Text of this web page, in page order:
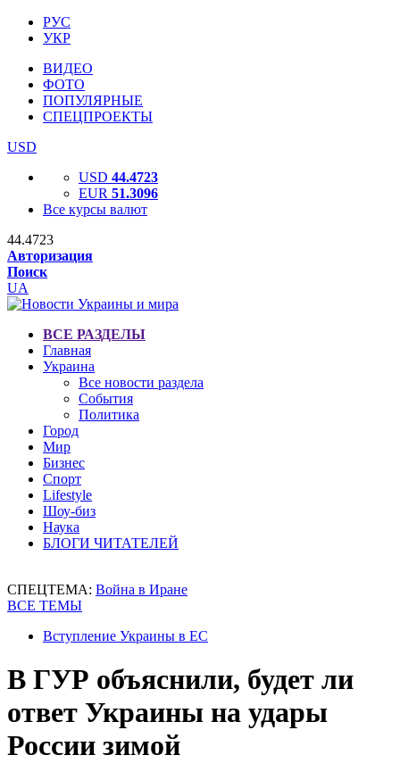
РУС
УКР
ВИДЕО
ФОТО
ПОПУЛЯРНЫЕ
СПЕЦПРОЕКТЫ
USD
USD 44.4723
EUR 51.3096
Все курсы валют
44.4723
Авторизация
Поиск
UA
ВСЕ РАЗДЕЛЫ
Главная
Украина
Все новости раздела
События
Политика
Город
Мир
Бизнес
Спорт
Lifestyle
Шоу-биз
Наука
БЛОГИ ЧИТАТЕЛЕЙ
СПЕЦТЕМА: Война в Иране
ВСЕ ТЕМЫ
Вступление Украины в ЕС
В ГУР объяснили, будет ли
ответ Украины на удары
России зимой